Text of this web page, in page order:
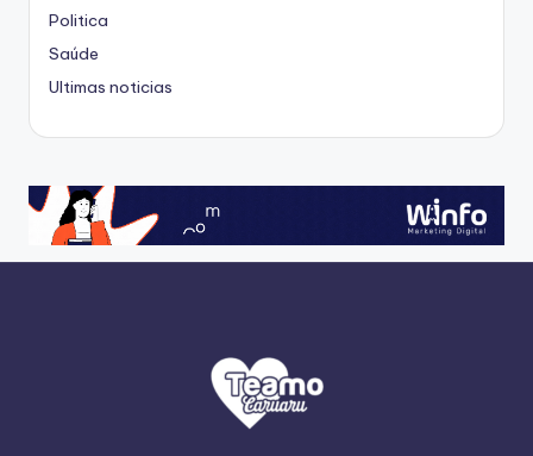
Politica
Saúde
Ultimas noticias